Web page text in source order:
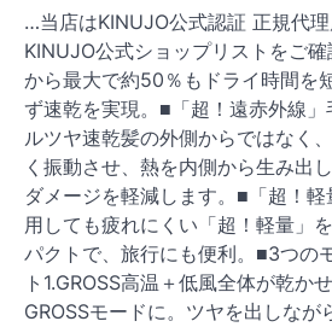
…当店はKINUJO公式認証 正規代
KINUJO公式ショップリストをご
から最大で約50％もドライ時間を
ず速乾を実現。■「超！遠赤外線」
ルツヤ速乾髪の外側からではなく
く振動させ、熱を内側から生み出
ダメージを軽減します。■「超！
用しても疲れにくい「超！軽量」
パクトで、旅行にも便利。■3つの
ト1.GROSS高温＋低風全体が乾か
GROSSモードに。ツヤを出しなが